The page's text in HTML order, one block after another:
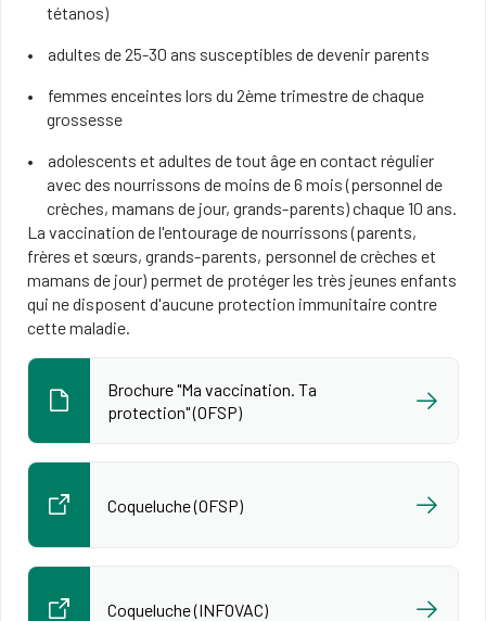
tétanos)
adultes de 25-30 ans susceptibles de devenir parents
femmes enceintes lors du 2ème trimestre de chaque
grossesse
adolescents et adultes de tout âge en contact régulier
avec des nourrissons de moins de 6 mois (personnel de
crèches, mamans de jour, grands-parents) chaque 10 ans.
La vaccination de l'entourage de nourrissons (parents,
frères et sœurs, grands-parents, personnel de crèches et
mamans de jour) permet de protéger les très jeunes enfants
qui ne disposent d'aucune protection immunitaire contre
cette maladie.
Brochure "Ma vaccination. Ta
protection" (OFSP)
Coqueluche (OFSP)
Coqueluche (INFOVAC)